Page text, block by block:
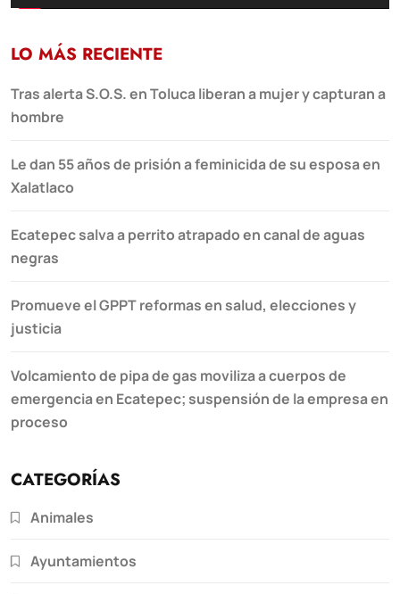
LO MÁS RECIENTE
Tras alerta S.O.S. en Toluca liberan a mujer y capturan a
hombre
Le dan 55 años de prisión a feminicida de su esposa en
Xalatlaco
Ecatepec salva a perrito atrapado en canal de aguas
negras
Promueve el GPPT reformas en salud, elecciones y
justicia
Volcamiento de pipa de gas moviliza a cuerpos de
emergencia en Ecatepec; suspensión de la empresa en
proceso
CATEGORÍAS
Animales
Ayuntamientos